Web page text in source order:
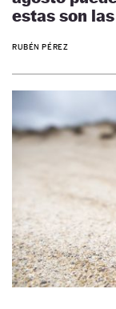
estas son
RUBÉN PÉREZ